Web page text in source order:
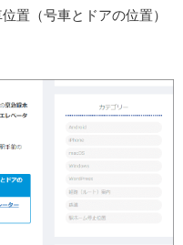
置（号車とドアの位置）